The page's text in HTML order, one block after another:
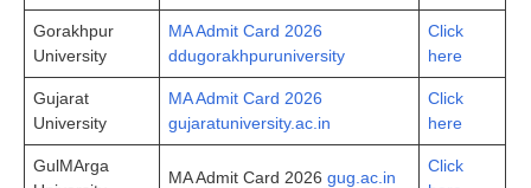
Gorakhpur
University
MA Admit Card 2026
ddugorakhpuruniversity
Click
here
Gujarat
University
MA Admit Card 2026
gujaratuniversity.ac.in
Click
here
GulMArga
MA Admit Card 2026 gug.ac.in
Click